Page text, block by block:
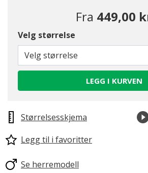
Fra 449,00
Velg størrelse
Velg størrelse
LEGG I KURVEN
Størrelsesskjema
Legg til i favoritter
Se herremodell